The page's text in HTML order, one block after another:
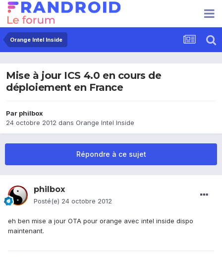
Orange Intel Inside
Mise à jour ICS 4.0 en cours de
déploiement en France
Par philbox
24 octobre 2012 dans Orange Intel Inside
Répondre à ce sujet
philbox
Posté(e) 24 octobre 2012
eh ben mise a jour OTA pour orange avec intel inside dispo
maintenant.